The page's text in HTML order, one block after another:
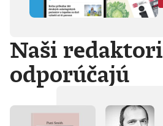
Hegela, Boha, GG
psychické diagnózy,
lásku, násilie,
rómstvo, working
class, anarchizmus,
okultizmus,
fašizmus, revolúciu,
Naši redaktori
odporúčajú